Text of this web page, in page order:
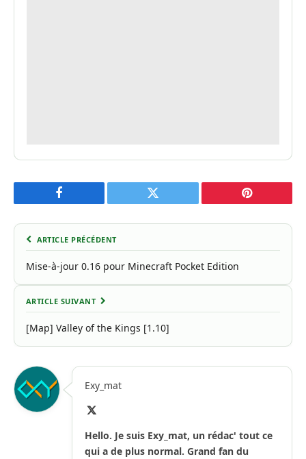
Facebook Twitter Pinterest
ARTICLE PRÉCÉDENT
Mise-à-jour 0.16 pour Minecraft Pocket Edition
ARTICLE SUIVANT
[Map] Valley of the Kings [1.10]
Exy_mat
Hello. Je suis Exy_mat, un rédac' tout ce
qui a de plus normal. Grand fan du